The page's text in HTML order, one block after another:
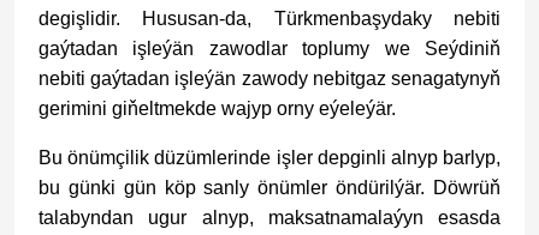
degişlidir. Hususan-da, Türkmenbaşydaky nebiti
gaýtadan işleýän zawodlar toplumy we Seýdiniň
nebiti gaýtadan işleýän zawody nebitgaz senagatynyň
gerimini giňeltmekde wajyp orny eýeleýär.
Bu önümçilik düzümlerinde işler depginli alnyp barlyp,
bu günki gün köp sanly önümler öndürilýär. Döwrüň
talabyndan ugur alnyp, maksatnamalaýyn esasda